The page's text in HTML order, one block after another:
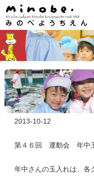
2013-10-12
第４６回 運動会 年中
年中さんの玉入れは、各